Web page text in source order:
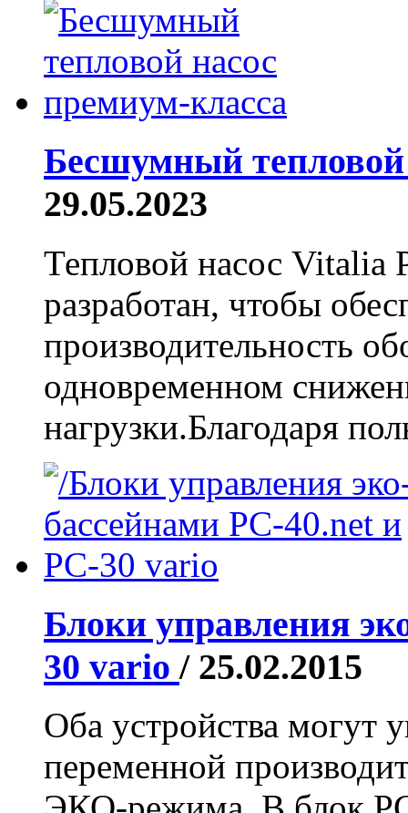
Бесшумный тепловой
29.05.2023
Тепловой насос Vitalia
разработан, чтобы
производительность
одновременном
нагрузки.Благодаря
Блоки управления
30 vario / 25.02.2015
Оба устройства могут
переменной